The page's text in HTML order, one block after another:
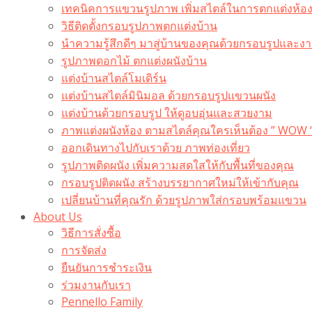
เทคนิคการแขวนรูปภาพ เพิ่มสไตล์ในการตกแต่งห้อง
วิธีติดตั้งกรอบรูปภาพตกแต่งบ้าน
นำความรู้สึกดีๆ มาสู่บ้านของคุณด้วยกรอบรูปและง
รูปภาพดอกไม้ ตกแต่งผนังบ้าน
แต่งบ้านสไตล์โมเดิร์น
แต่งบ้านสไตล์มินิมอล ด้วยกรอบรูปแขวนผนัง
แต่งบ้านด้วยกรอบรูป ให้ดูอบอุ่นและสวยงาม
ภาพแต่งผนังห้อง ตามสไตล์คุณใครเห็นต้อง ” WOW
ออกเดินทางไปกับเราด้วย ภาพท่องเที่ยว
รูปภาพติดผนัง เพิ่มความสดใสให้กับพื้นที่ของคุณ
กรอบรูปติดผนัง สร้างบรรยากาศใหม่ให้เข้ากับคุณ
เปลี่ยนบ้านที่คุณรัก ด้วยรูปภาพใส่กรอบพร้อมแขวน​
About Us
วิธีการสั่งซื้อ
การจัดส่ง
ยืนยันการชำระเงิน
ร่วมงานกับเรา
Pennello Family